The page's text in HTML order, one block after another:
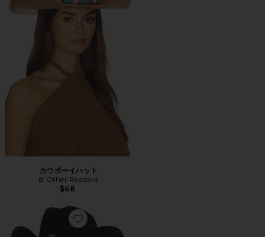
カウボーイハット
8 Other Reasons
$68
Favorite カウボーイハット